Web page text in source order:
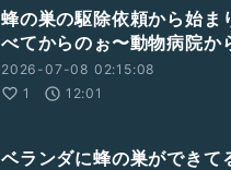
蜂の巣の駆除依頼から始ま
べてからのぉ〜動物病院
2026-07-08 02:15:08
1
12:01
ベランダに蜂の巣ができて